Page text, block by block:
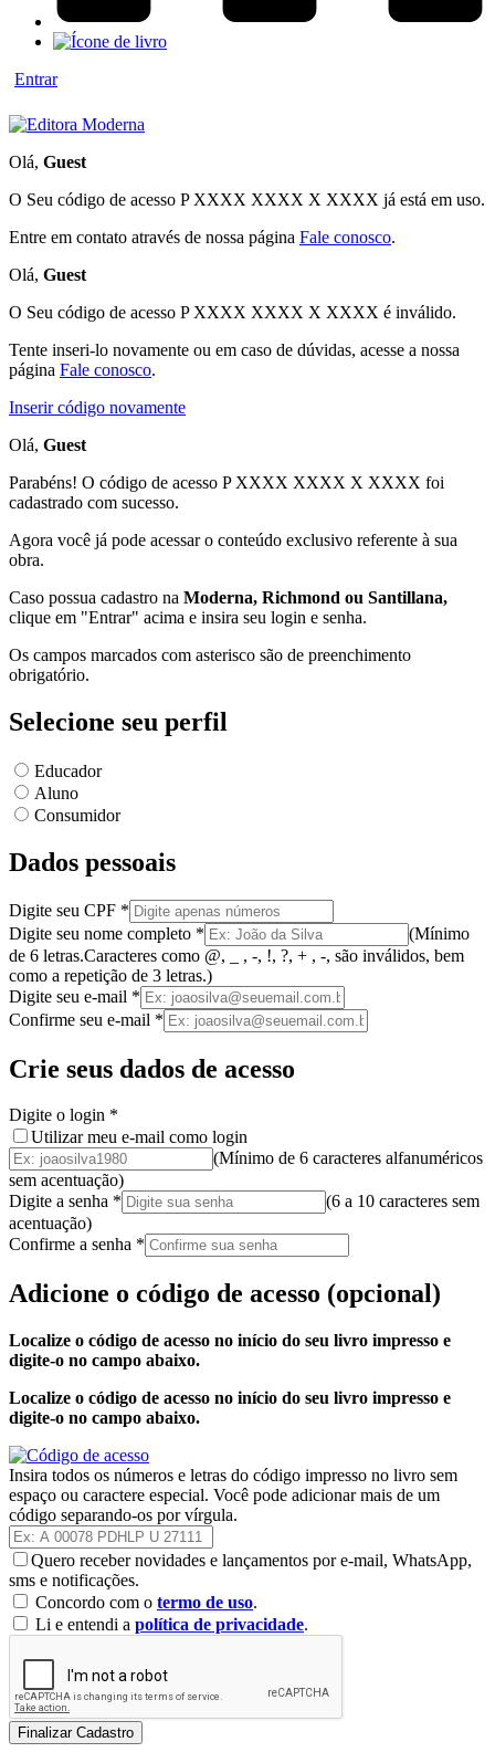
Entrar
Olá, Guest
O Seu código de acesso P XXXX XXXX X XXXX já está em uso.
Entre em contato através de nossa página Fale conosco.
Olá, Guest
O Seu código de acesso P XXXX XXXX X XXXX é inválido.
Tente inseri-lo novamente ou em caso de dúvidas, acesse a nossa
página Fale conosco.
Inserir código novamente
Olá, Guest
Parabéns! O código de acesso P XXXX XXXX X XXXX foi
cadastrado com sucesso.
Agora você já pode acessar o conteúdo exclusivo referente à sua
obra.
Caso possua cadastro na Moderna, Richmond ou Santillana,
clique em "Entrar" acima e insira seu login e senha.
Os campos marcados com asterisco são de preenchimento
obrigatório.
Selecione seu perfil
Educador
Aluno
Consumidor
Dados pessoais
Digite seu CPF *
Digite seu nome completo * (Mínimo
de 6 letras.Caracteres como @, _ , -, !, ?, + , -, são inválidos, bem
como a repetição de 3 letras.)
Digite seu e-mail *
Confirme seu e-mail *
Crie seus dados de acesso
Digite o login *
Utilizar meu e-mail como login
(Mínimo de 6 caracteres alfanuméricos
sem acentuação)
Digite a senha * (6 a 10 caracteres sem
acentuação)
Confirme a senha *
Adicione o código de acesso (opcional)
Localize o código de acesso no início do seu livro impresso e
digite-o no campo abaixo.
Localize o código de acesso no início do seu livro impresso e
digite-o no campo abaixo.
Insira todos os números e letras do código impresso no livro sem
espaço ou caractere especial. Você pode adicionar mais de um
código separando-os por vírgula.
Quero receber novidades e lançamentos por e-mail, WhatsApp,
sms e notificações.
Concordo com o termo de uso.
Li e entendi a política de privacidade.